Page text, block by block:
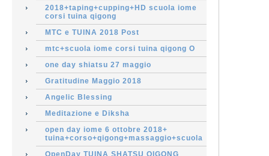
2018+taping+cupping+HD scuola iome
corsi tuina qigong
MTC e TUINA 2018 Post
mtc+scuola iome corsi tuina qigong O
one day shiatsu 27 maggio
Gratitudine Maggio 2018
Angelic Blessing
Meditazione e Diksha
open day iome 6 ottobre 2018+
tuina+corso+qigong+massaggio+scuola
OpenDay TUINA SHATSU QIGONG